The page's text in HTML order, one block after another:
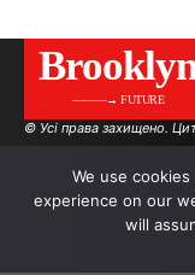
———→ FUTURE
© Усі права захищено.
We use
experience on our
will